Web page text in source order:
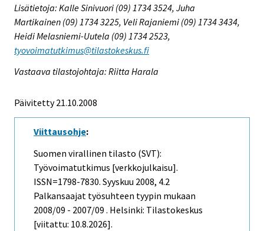
Lisätietoja: Kalle Sinivuori (09) 1734 3524, Juha
Martikainen (09) 1734 3225, Veli Rajaniemi (09) 1734 3434,
Heidi Melasniemi-Uutela (09) 1734 2523,
tyovoimatutkimus@tilastokeskus.fi
Vastaava tilastojohtaja: Riitta Harala
Päivitetty 21.10.2008
Viittausohje:
Suomen virallinen tilasto (SVT):
Työvoimatutkimus [verkkojulkaisu].
ISSN=1798-7830. Syyskuu 2008, 4.2
Palkansaajat työsuhteen tyypin mukaan
2008/09 - 2007/09 . Helsinki: Tilastokeskus
[viitattu: 10.8.2026].